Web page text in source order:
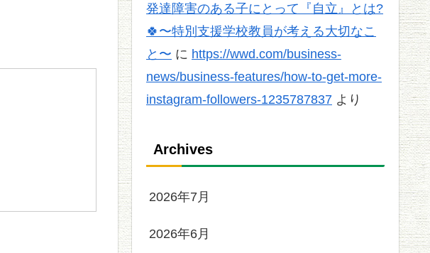
発達障害のある子にとって『自立』とは?
🍀〜特別支援学校教員が考える大切なこ
と〜 に https://wwd.com/business-
news/business-features/how-to-get-more-
instagram-followers-1235787837 より
Archives
2026年7月
2026年6月